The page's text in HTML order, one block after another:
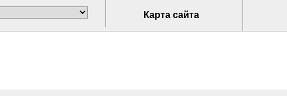
Карта сайта